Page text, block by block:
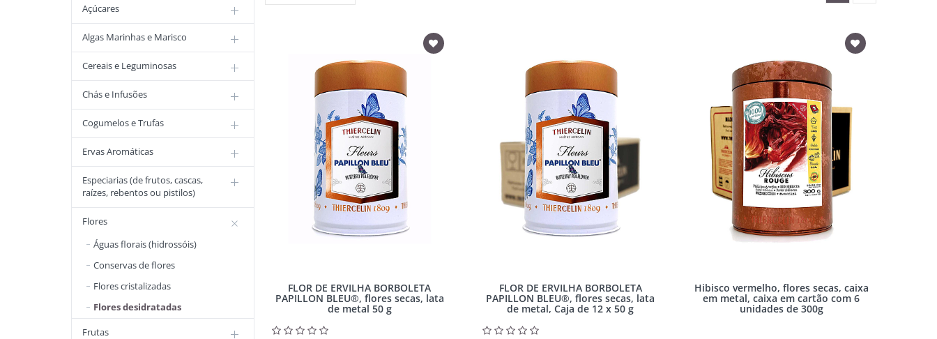
Açúcares
Algas Marinhas e Marisco
Cereais e Leguminosas
Chás e Infusões
Cogumelos e Trufas
Ervas Aromáticas
Especiarias (de frutos, cascas,
raízes, rebentos ou pistilos)
Flores
Águas florais (hidrossóis)
Conservas de flores
Flores cristalizadas
Flores desidratadas
Frutas
FLOR DE ERVILHA BORBOLETA
PAPILLON BLEU®, flores secas, lata
de metal 50 g
FLOR DE ERVILHA BORBOLETA
PAPILLON BLEU®, flores secas, lata
de metal, Caja de 12 x 50 g
Hibisco vermelho, flores secas, caixa
em metal, caixa em cartão com 6
unidades de 300g